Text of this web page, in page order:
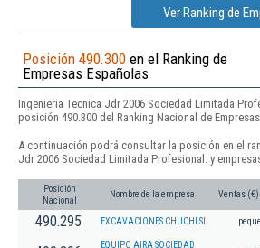
Ver Ranking de
Posición 490.300 en el Ranking de
Empresas Españolas
Ingenieria Tecnica Jdr 2006 Sociedad Limitada
posición 490.300 del Ranking Nacional de
A continuación podrá consultar la posición en el
Jdr 2006 Sociedad Limitada Profesional. y
Posición
Nacional
Nombre de la empresa Ventas (€)
490.295 EXCAVACIONES CHUCHI SL
EQUIPO AIRA SOCIEDAD